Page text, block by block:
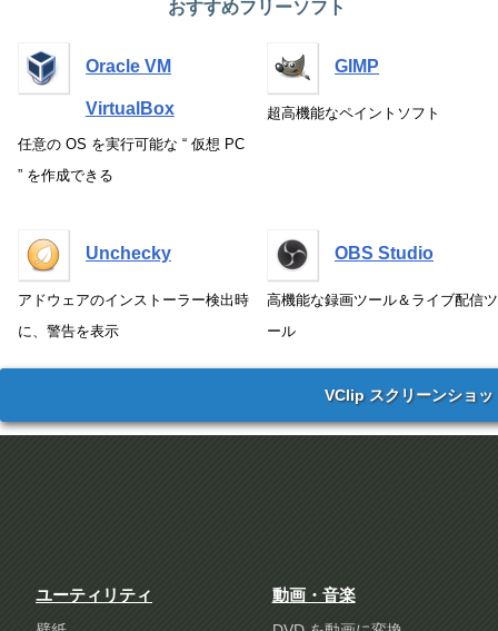
おすすめフリーソフト
Oracle VM
VirtualBox
任意の OS を実行可能な “ 仮想 PC
” を作成できる
GIMP
超高機能なペイントソフト
Unchecky
アドウェアのインストーラー検出時
に、警告を表示
OBS Studio
高機能な録画ツール＆ライブ配信ツ
ール
VClip スクリーンショッ
ユーティリティ 動画・音楽